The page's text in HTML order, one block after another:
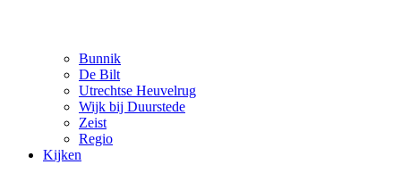
Bunnik
De Bilt
Utrechtse Heuvelrug
Wijk bij Duurstede
Zeist
Regio
Kijken